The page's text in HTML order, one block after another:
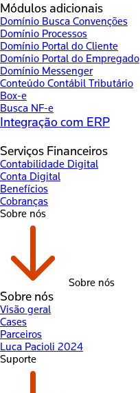
Módulos adicionais
Domínio Busca Convenções
Domínio Processos
Domínio Portal do Cliente
Domínio Portal do Empregado
Domínio Messenger
Conteúdo Contábil Tributário
Box-e
Busca NF-e
Integração com ERP
Serviços Financeiros
Contabilidade Digital
Conta Digital
Benefícios
Cobranças
Sobre nós
Sobre nós
Sobre nós
Visão geral
Cases
Parceiros
Luca Pacioli 2024
Suporte